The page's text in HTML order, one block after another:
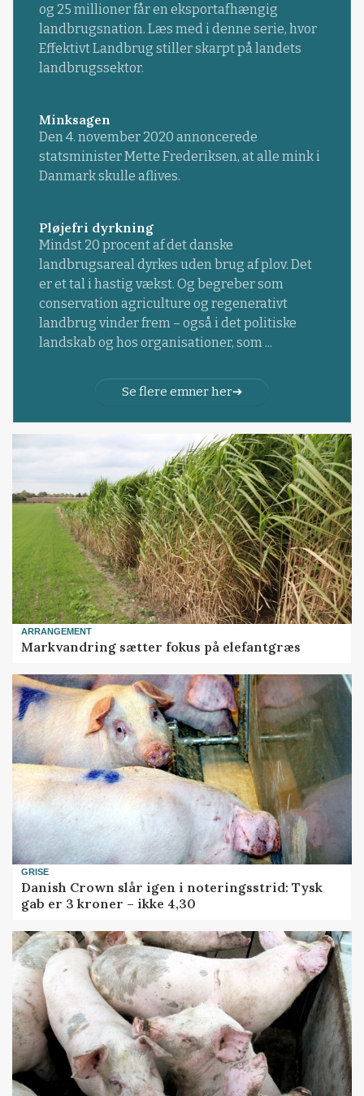
og 25 millioner får en eksportafhængig
landbrugsnation. Læs med i denne serie, hvor
Effektivt Landbrug stiller skarpt på landets
landbrugssektor.
Minksagen
Den 4. november 2020 annoncerede
statsminister Mette Frederiksen, at alle mink i
Danmark skulle aflives.
Pløjefri dyrkning
Mindst 20 procent af det danske
landbrugsareal dyrkes uden brug af plov. Det
er et tal i hastig vækst. Og begreber som
conservation agriculture og regenerativt
landbrug vinder frem – også i det politiske
landskab og hos organisationer, som ...
Se flere emner her
ARRANGEMENT
Markvandring sætter fokus på elefantgræs
GRISE
Danish Crown slår igen i noteringsstrid: Tysk
gab er 3 kroner – ikke 4,30